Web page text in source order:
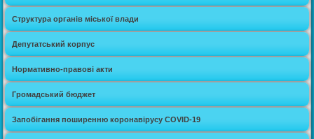
Структура органів міської влади
Депутатський корпус
Нормативно-правові акти
Громадський бюджет
Запобігання поширенню коронавірусу COVID-19